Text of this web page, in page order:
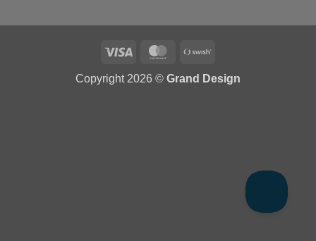
Visa MasterCard
Copyright 2026 © Grand Design